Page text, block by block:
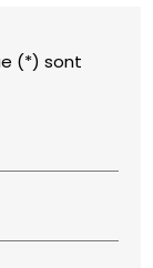
(*) sont